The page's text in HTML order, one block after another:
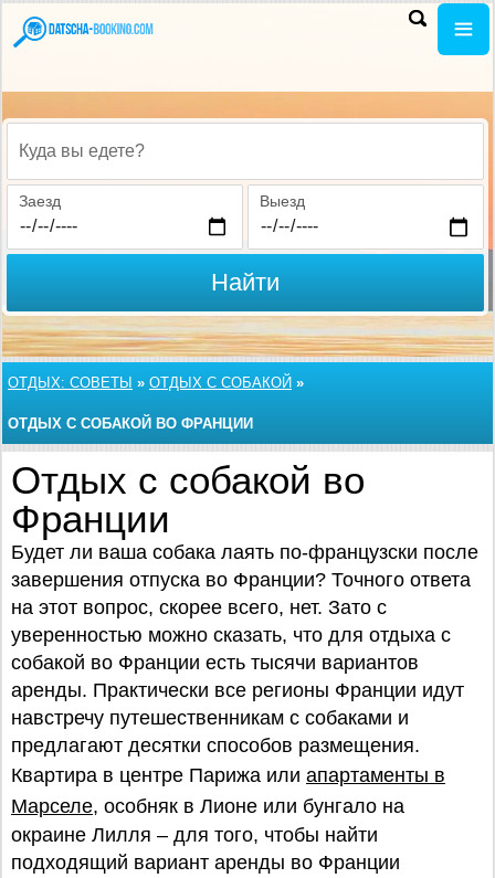
Куда вы едете?
Заезд Выезд
Найти
ОТДЫХ: СОВЕТЫ » ОТДЫХ С СОБАКОЙ »
ОТДЫХ С СОБАКОЙ ВО ФРАНЦИИ
Отдых с собакой во
Франции
Будет ли ваша собака лаять по-французски после
завершения отпуска во Франции? Точного ответа
на этот вопрос, скорее всего, нет. Зато с
уверенностью можно сказать, что для отдыха с
собакой во Франции есть тысячи вариантов
аренды. Практически все регионы Франции идут
навстречу путешественникам с собаками и
предлагают десятки способов размещения.
Квартира в центре Парижа или апартаменты в
Марселе, особняк в Лионе или бунгало на
окраине Лилля – для того, чтобы найти
подходящий вариант аренды во Франции